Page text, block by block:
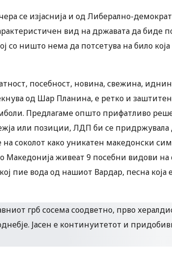
се изјаснија и од Либерално-
вид на државата да биде
со ништо нема да потсетува на било
посебност, новина, свежина,
од Шар Планина, е ретко и
Предлагаме општо прифатливо
или позиции, ЛДП би се придржувала
соколот како уникатен македонски
Македонија живеат 9 посебни видови
пие вода од нашиот Вардар, песна